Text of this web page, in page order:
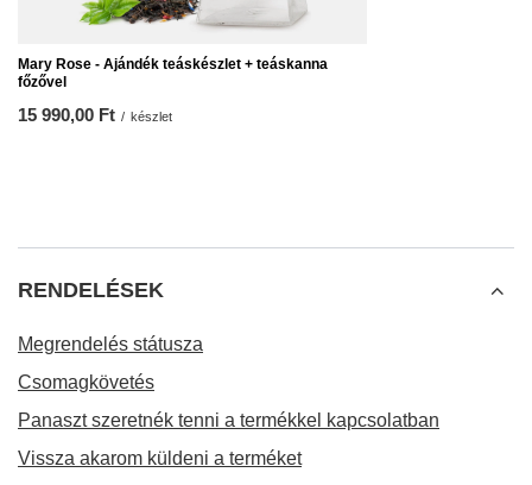
Mary Rose - Ajándék teáskészlet + teáskanna
főzővel
15 990,00 Ft / készlet
RENDELÉSEK
Megrendelés státusza
Csomagkövetés
Panaszt szeretnék tenni a termékkel kapcsolatban
Vissza akarom küldeni a terméket